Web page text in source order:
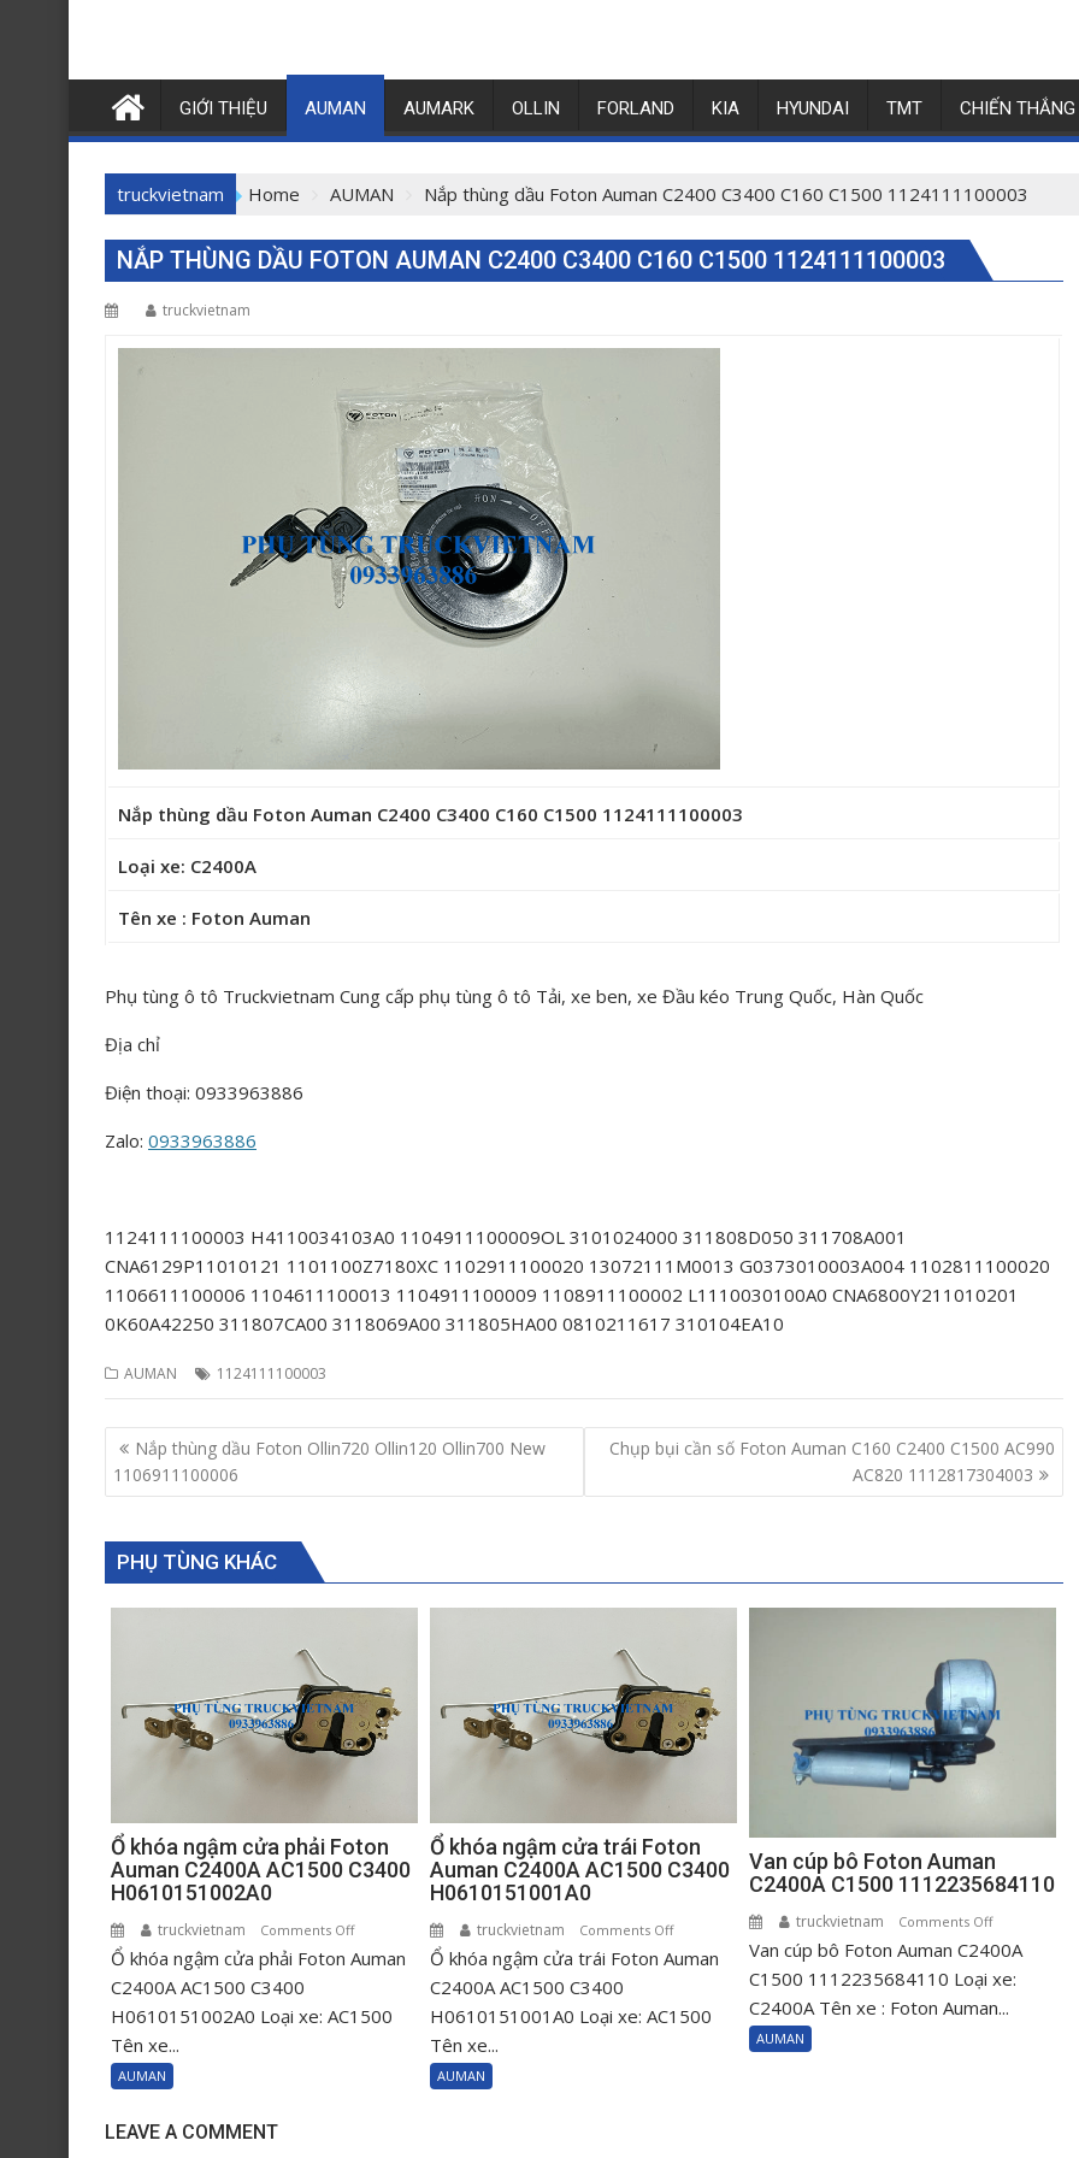
GIỚI THIỆU AUMAN AUMARK OLLIN FORLAND KIA HYUNDAI TMT CHIẾN THẮNG
truckvietnam Home AUMAN Nắp thùng dầu Foton Auman C2400 C3400 C160 C1500 1124111100003
NẮP THÙNG DẦU FOTON AUMAN C2400 C3400 C160 C1500 1124111100003
truckvietnam
Nắp thùng dầu Foton Auman C2400 C3400 C160 C1500 1124111100003
Loại xe: C2400A
Tên xe : Foton Auman
Phụ tùng ô tô Truckvietnam Cung cấp phụ tùng ô tô Tải, xe ben, xe Đầu kéo Trung Quốc, Hàn Quốc
Địa chỉ
Điện thoại: 0933963886
Zalo: 0933963886
1124111100003 H4110034103A0 1104911100009OL 3101024000 311808D050 311708A001
CNA6129P11010121 1101100Z7180XC 1102911100020 13072111M0013 G0373010003A004 1102811100020
1106611100006 1104611100013 1104911100009 1108911100002 L1110030100A0 CNA6800Y211010201
0K60A42250 311807CA00 3118069A00 311805HA00 0810211617 310104EA10
AUMAN 1124111100003
Post
navigation
Nắp thùng dầu Foton Ollin720 Ollin120 Ollin700 New
1106911100006
Chụp bụi cần số Foton Auman C160 C2400 C1500 AC990
AC820 1112817304003
PHỤ TÙNG KHÁC
Ổ khóa ngậm cửa phải Foton
Auman C2400A AC1500 C3400
H0610151002A0
truckvietnam Comments Offon
Ổ
ngậm
Ổ khóa ngậm cửa phải Foton Auman
C2400A AC1500 C3400
H0610151002A0 Loại xe: AC1500
Tên xe...
AUMAN
Ổ khóa ngậm cửa trái Foton
Auman C2400A AC1500 C3400
H0610151001A0
truckvietnam Comments Offon
Ổ
ngậm
Ổ khóa ngậm cửa trái Foton Auman
C2400A AC1500 C3400
H0610151001A0 Loại xe: AC1500
Tên xe...
AUMAN
Van cúp bô Foton Auman
C2400A C1500 1112235684110
truckvietnam Comments Offon
Van
cúp
Van cúp bô Foton Auman C2400A
C1500 1112235684110 Loại xe:
C2400A Tên xe : Foton Auman...
AUMAN
LEAVE A COMMENT